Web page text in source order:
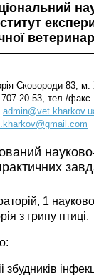
Сковороди 83, м.
20-53, тел./
1
з грипу птиці.
збудників